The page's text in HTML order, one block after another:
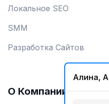
Локальное SEO
SMM
Разработка Сайтов
О Компании
Алина,